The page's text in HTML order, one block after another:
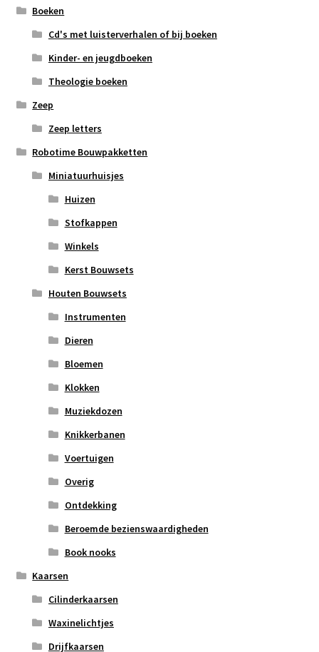
Boeken
Cd's met luisterverhalen of bij boeken
Kinder- en jeugdboeken
Theologie boeken
Zeep
Zeep letters
Robotime Bouwpakketten
Miniatuurhuisjes
Huizen
Stofkappen
Winkels
Kerst Bouwsets
Houten Bouwsets
Instrumenten
Dieren
Bloemen
Klokken
Muziekdozen
Knikkerbanen
Voertuigen
Overig
Ontdekking
Beroemde bezienswaardigheden
Book nooks
Kaarsen
Cilinderkaarsen
Waxinelichtjes
Drijfkaarsen